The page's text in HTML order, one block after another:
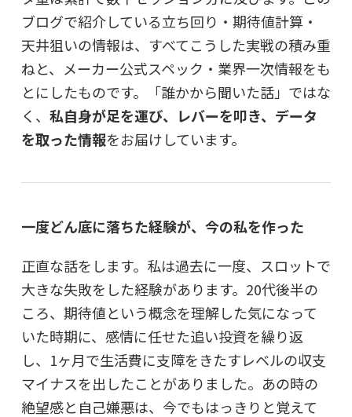
ブログで紹介している立ち回り・期待値計算・
天井狙いの情報は、すべてこうした実戦の積み重
ねと、メーカー公式スペック・業界一次情報をも
とにしたものです。「誰かから聞いた話」ではな
く、 私自身が足を運び、レバーを叩き、データ
を取った情報をお届けしています。
一度どん底に落ちた経験が、今の私を作った
正直な話をします。私は過去に一度、スロットで
大きな失敗をした経験があります。20代後半の
ころ、期待値という概念を理解した気になって
いた時期に、感情に任せた追い投資を繰り返
し、1ヶ月で生活費に支障をきたすレベルの収支
マイナスを出したことがありました。あの時の
絶望感と自己嫌悪は、今でもはっきりと覚えて